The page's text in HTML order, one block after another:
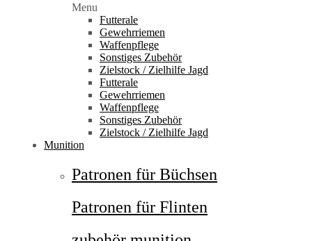
Menu
Futterale
Gewehrriemen
Waffenpflege
Sonstiges Zubehör
Zielstock / Zielhilfe Jagd
Futterale
Gewehrriemen
Waffenpflege
Sonstiges Zubehör
Zielstock / Zielhilfe Jagd
Munition
Patronen für Büchsen
Patronen für Flinten